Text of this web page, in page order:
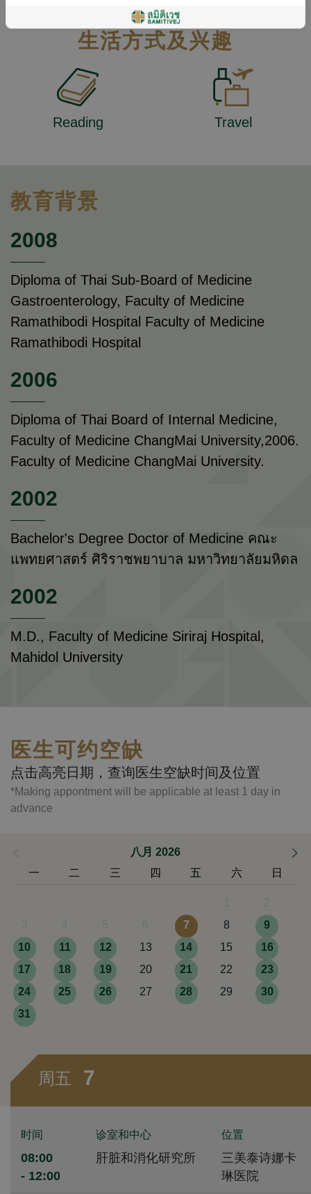
生活方式及兴趣
Reading Travel
教育背景
2008
Diploma of Thai Sub-Board of Medicine
Gastroenterology, Faculty of Medicine
Ramathibodi Hospital Faculty of Medicine
Ramathibodi Hospital
2006
Diploma of Thai Board of Internal Medicine,
Faculty of Medicine ChangMai University,2006.
Faculty of Medicine ChangMai University.
2002
Bachelor's Degree Doctor of Medicine คณะ
แพทยศาสตร์ ศิริราชพยาบาล มหาวิทยาลัยมหิดล
2002
M.D., Faculty of Medicine Siriraj Hospital,
Mahidol University
医生可约空缺
点击高亮日期，查询医生空缺时间及位置
*Making appontment will be applicable at least 1 day in
advance
八月 2026
一
二 三 四 五 六 日
7 8
9
10
11 12 13 14 15
16
17
18 19 20 21 22
23
24
25 26 27 28 29
30
31
周五 7
时间 诊室和中心 位置
08:00
- 12:00
肝脏和消化研究所
三美泰诗娜卡
琳医院